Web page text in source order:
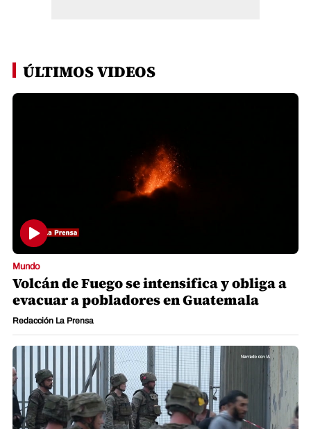
ÚLTIMOS VIDEOS
Mundo
Volcán de Fuego se intensifica y obliga a
evacuar a pobladores en Guatemala
Redacción La Prensa